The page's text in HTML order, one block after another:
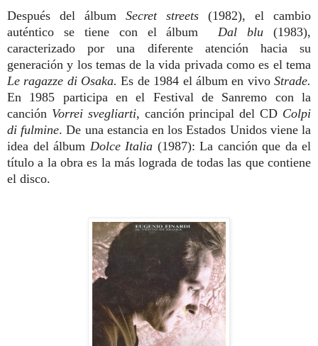
Después del álbum Secret streets (1982), el cambio
auténtico se tiene con el álbum Dal blu(1983),
caracterizado por una diferente atención hacia su
generación y los temas de la vida privada como es el tema
Le ragazze di Osaka. Es de 1984 el álbum en vivoStrade.
En 1985 participa en el Festival de Sanremo con la
canción Vorrei svegliarti, canción principal del CD Colpi
di fulmine. De una estancia en los Estados Unidos viene la
idea del álbum Dolce Italia (1987): La canción que da el
título a la obra es la más lograda de todas las que contiene
el disco.